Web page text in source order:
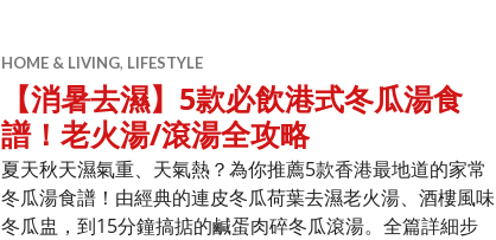
HOME & LIVING, LIFESTYLE
【消暑去濕】5款必飲港式冬瓜湯食
譜！老火湯/滾湯全攻略
夏天秋天濕氣重、天氣熱？為你推薦5款香港最地道的家常
冬瓜湯食譜！由經典的連皮冬瓜荷葉去濕老火湯、酒樓風味
冬瓜盅，到15分鐘搞掂的鹹蛋肉碎冬瓜滾湯。全篇詳細步